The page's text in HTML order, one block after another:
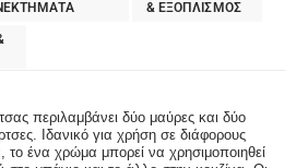
& EΞΟΠΛΙΣΜΟΣ
περιλαμβάνει δύο μαύρες και δύο
Ιδανικό για χρήση σε διάφορους
το ένα χρώμα μπορεί να χρησιμοποιηθεί